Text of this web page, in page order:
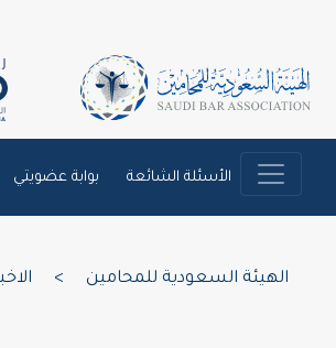
الأسئلة الشائعة بوابة عضويتي
الهيئة السعودية للمحامين الاخبار